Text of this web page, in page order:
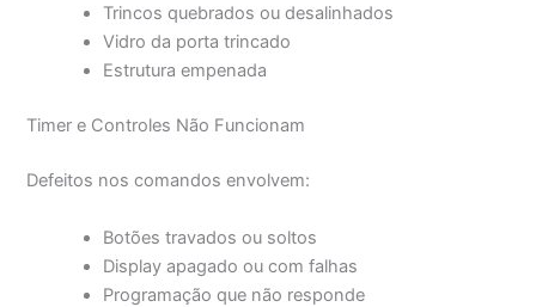
Trincos quebrados ou desalinhados
Vidro da porta trincado
Estrutura empenada
Timer e Controles Não Funcionam
Defeitos nos comandos envolvem:
Botões travados ou soltos
Display apagado ou com falhas
Programação que não responde